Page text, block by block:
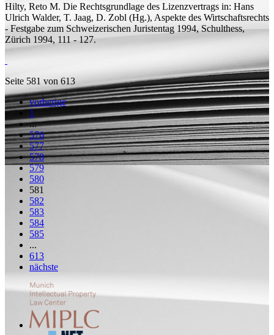
Hilty, Reto M. Die Rechtsgrundlage des Lizenzvertrags in: Hans
Ulrich Walder, T. Jaag, D. Zobl (Hg.), Aspekte des Wirtschaftsrechts
- Festgabe zum Schweizerischen Juristentag 1994, Schulthess,
Zürich 1994, 111 - 127.
Seite 581 von 613
vorherige
1
...
576
577
578
579
580
581
582
583
584
585
...
613
nächste